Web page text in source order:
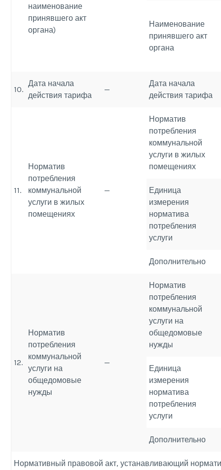
наименование
принявшего акт
органа)
Наименование
принявшего акт
органа
10.
Дата начала
действия тарифа
—
Дата начала
действия тарифа
11.
Норматив
потребления
коммунальной
услуги в жилых
помещениях
—
Норматив
потребления
коммунальной
услуги в жилых
помещениях
Единица
измерения
норматива
потребления
услуги
Дополнительно
12.
Норматив
потребления
коммунальной
услуги на
общедомовые
нужды
—
Норматив
потребления
коммунальной
услуги на
общедомовые
нужды
Единица
измерения
норматива
потребления
услуги
Дополнительно
Нормативный правовой акт, устанавливающий